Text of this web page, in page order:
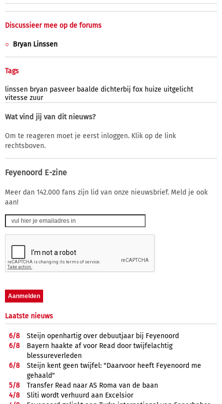
Discussieer mee op de forums
Bryan Linssen
Tags
linssen bryan pasveer baalde dichterbij fox huize uitgelicht
vitesse zuur
Wat vind jij van dit nieuws?
Om te reageren moet je eerst inloggen. Klik op de link
rechtsboven.
Feyenoord E-zine
Meer dan 142.000 fans zijn lid van onze nieuwsbrief. Meld je ook
aan!
Laatste nieuws
6/8
Steijn openhartig over debuutjaar bij Feyenoord
6/8
Bayern haakte af voor Read door twijfelachtig
blessureverleden
6/8
Steijn kent geen twijfel: "Daarvoor heeft Feyenoord me
gehaald"
5/8
Transfer Read naar AS Roma van de baan
4/8
Sliti wordt verhuurd aan Excelsior